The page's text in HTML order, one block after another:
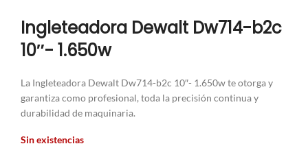
Ingleteadora Dewalt Dw714-b2c
10″- 1.650w
La Ingleteadora Dewalt Dw714-b2c 10″- 1.650w te otorga y
garantiza como profesional, toda la precisión continua y
durabilidad de maquinaria.
Sin existencias